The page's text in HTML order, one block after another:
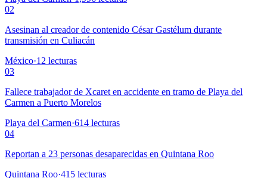
02
Asesinan al creador de contenido César Gastélum durante
transmisión en Culiacán
México·12 lecturas
03
Fallece trabajador de Xcaret en accidente en tramo de Playa del
Carmen a Puerto Morelos
Playa del Carmen·614 lecturas
04
Reportan a 23 personas desaparecidas en Quintana Roo
Quintana Roo·415 lecturas